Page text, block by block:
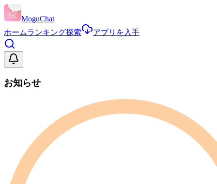
MoguChat
ホームランキング探索 アプリを入手
お知らせ